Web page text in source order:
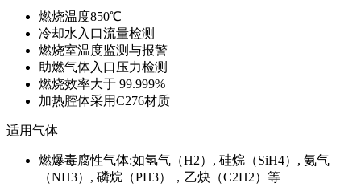
燃烧温度850℃
冷却水入口流量检测
燃烧室温度监测与报警
助燃气体入口压力检测
燃烧效率大于 99.999%
加热腔体采用C276材质
适用气体
燃爆毒腐性气体:如氢气（H2）, 硅烷（SiH4）, 氨气
（NH3）, 磷烷（PH3），乙炔（C2H2）等